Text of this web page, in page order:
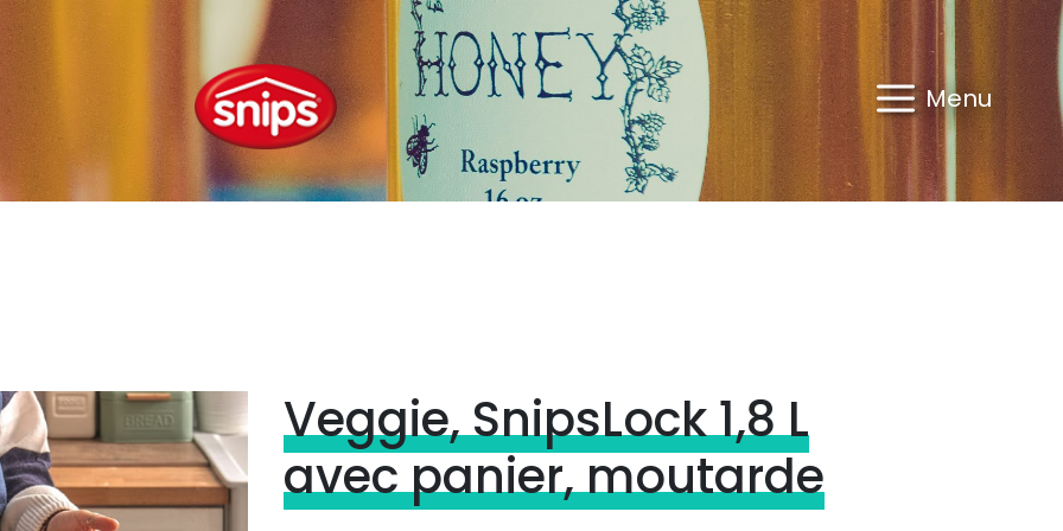
Menu
Veggie, SnipsLock 1,8 L
avec panier, moutarde